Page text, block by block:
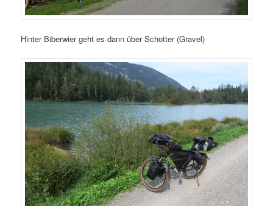
Hinter Biberwier geht es dann über Schotter (Gravel)